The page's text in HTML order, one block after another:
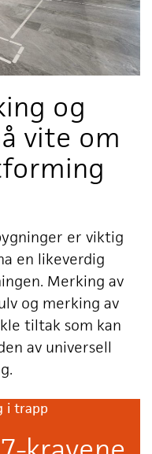
og
vite om
er viktig
en likeverdig
Merking av
og merking av
tiltak som kan
av universell